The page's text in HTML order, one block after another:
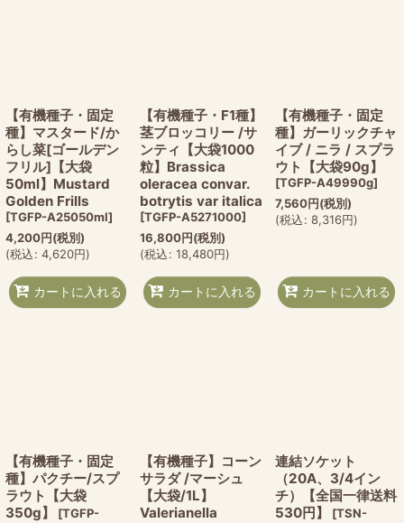
【有機種子・固定
種】マスタード/か
らし菜[ゴールデン
フリル]【大袋
50ml】Mustard
Golden Frills
[TGFP-A25050ml]
4,200円(税別)
(税込: 4,620円)
カートに入れる
【有機種子・F1種】
茎ブロッコリー /サ
ンティ【大袋1000
粒】Brassica
oleracea convar.
botrytis var italica
[TGFP-A5271000]
16,800円(税別)
(税込: 18,480円)
カートに入れる
【有機種子・固定
種】ガーリックチャ
イブ / ニラ / スプラ
ウト【大袋90g】
[TGFP-A49990g]
7,560円(税別)
(税込: 8,316円)
カートに入れる
【有機種子・固定
種】パクチー/スプ
ラウト【大袋
350g】
[TGFP-
【有機種子】コーン
サラダ /マーシュ
【大袋/1L】
Valerianella
連結ソケット
（20A、3/4イン
チ）【全国一律送料
530円】
[TSN-